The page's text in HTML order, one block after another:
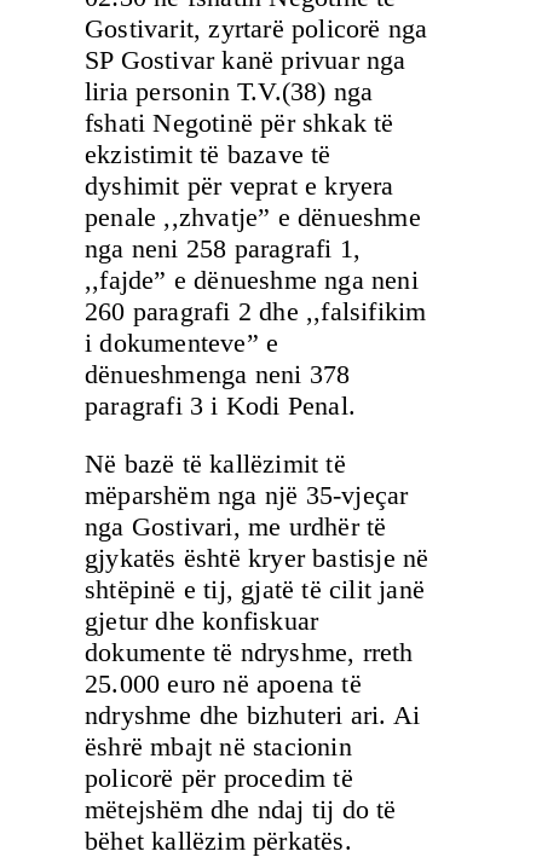
Gostivarit, zyrtarë policorë nga
SP Gostivar kanë privuar nga
liria personin T.V.(38) nga
fshati Negotinë për shkak të
ekzistimit të bazave të
dyshimit për veprat e kryera
penale ,,zhvatje” e dënueshme
nga neni 258 paragrafi 1,
,,fajde” e dënueshme nga neni
260 paragrafi 2 dhe ,,falsifikim
i dokumenteve” e
dënueshmenga neni 378
paragrafi 3 i Kodi Penal.
Në bazë të kallëzimit të
mëparshëm nga një 35-vjeçar
nga Gostivari, me urdhër të
gjykatës është kryer bastisje në
shtëpinë e tij, gjatë të cilit janë
gjetur dhe konfiskuar
dokumente të ndryshme, rreth
25.000 euro në apoena të
ndryshme dhe bizhuteri ari. Ai
ëshrë mbajt në stacionin
policorë për procedim të
mëtejshëm dhe ndaj tij do të
bëhet kallëzim përkatës.